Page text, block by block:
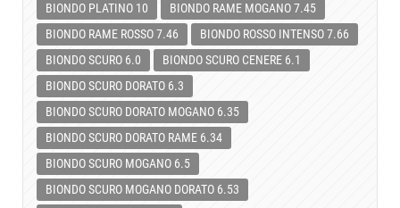
BIONDO PLATINO 10
BIONDO RAME MOGANO 7.45
BIONDO RAME ROSSO 7.46
BIONDO ROSSO INTENSO 7.66
BIONDO SCURO 6.0
BIONDO SCURO CENERE 6.1
BIONDO SCURO DORATO 6.3
BIONDO SCURO DORATO MOGANO 6.35
BIONDO SCURO DORATO RAME 6.34
BIONDO SCURO MOGANO 6.5
BIONDO SCURO MOGANO DORATO 6.53